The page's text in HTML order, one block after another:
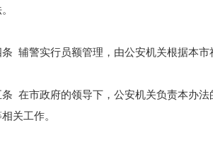
警实行员额管理，由公安机关根据本市
市政府的领导下，公安机关负责本办法
关工作。